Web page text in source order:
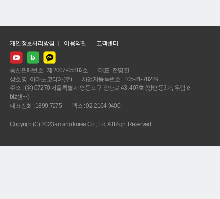
개인정보처리방침 이용약관 고객센터
통신판매번호 : 제 2007-05882호
대표 : 전명진
상호명 : 아마노코리아(주)
사업자등록번호 : 105-81-78229
주소 : (우) 07270 서울특별시 영등포구 양산로 43, 407호 (양평동3가, 우림 e-
biz센터)
대표전화 : 1899-7275
팩스 : 02-2164-9400
Copyright(C) 2023 amano korea Co., Ltd. All Right Reserved